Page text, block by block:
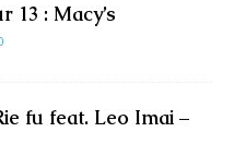
13 : Macy’s
fu feat. Leo Imai –